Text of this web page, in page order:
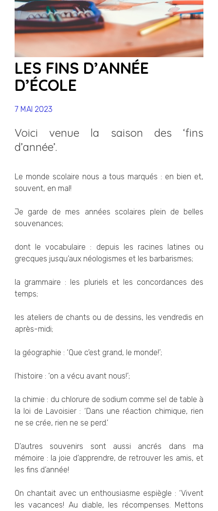
LES FINS D’ANNÉE
D’ÉCOLE
7 MAI 2023
Voici venue la saison des ‘fins
d’année’.
Le monde scolaire nous a tous marqués : en bien et,
souvent, en mal!
Je garde de mes années scolaires plein de belles
souvenances;
dont le vocabulaire : depuis les racines latines ou
grecques jusqu’aux néologismes et les barbarismes;
la grammaire : les pluriels et les concordances des
temps;
les ateliers de chants ou de dessins, les vendredis en
après-midi;
la géographie : ‘Que c’est grand, le monde!’;
l’histoire : ‘on a vécu avant nous!’;
la chimie : du chlorure de sodium comme sel de table à
la loi de Lavoisier : ‘Dans une réaction chimique, rien
ne se crée, rien ne se perd.’
D’autres souvenirs sont aussi ancrés dans ma
mémoire : la joie d’apprendre, de retrouver les amis, et
les fins d’année!
On chantait avec un enthousiasme espiègle : ‘Vivent
les vacances! Au diable, les récompenses. Mettons